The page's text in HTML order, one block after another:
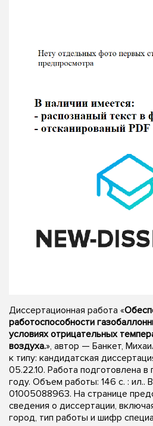
Диссертационная работа «
работоспособности
условиях отрицательных
воздуха.», автор — Банкет,
к типу: кандидатская
05.22.10. Работа подготовлена
году. Объем работы: 146 с. : ил..
01005088963. На странице
сведения о диссертации,
город, тип работы и шифр